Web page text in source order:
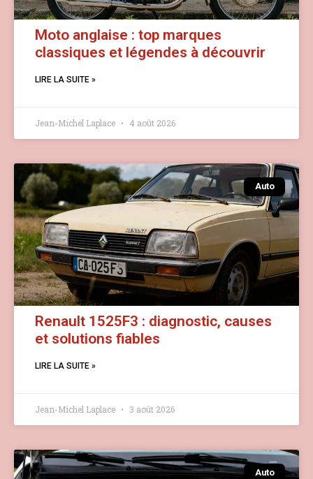
Moto anglaise : top marques
classiques et légendes à découvrir
LIRE LA SUITE »
Jean-Michel Laplace 4 août 2026
Auto
Renault 1525F3 : diagnostic, causes
et solutions fiables
LIRE LA SUITE »
Jean-Michel Laplace 3 août 2026
Auto